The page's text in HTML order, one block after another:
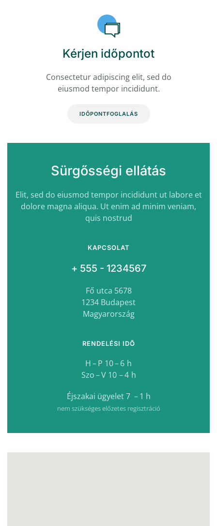
Kérjen időpontot
Consectetur adipiscing elit, sed do
eiusmod tempor incididunt.
IDŐPONTFOGLALÁS
Sürgősségi ellátás
Elit, sed do eiusmod tempor incididunt ut labore et
dolore magna aliqua. Ut enim ad minim veniam,
quis nostrud
KAPCSOLAT
+ 555 - 1234567
Fő utca 5678
1234 Budapest
Magyarország
RENDELÉSI IDŐ
H – P 10 – 6 h
Szo – V 10 – 4 h
Éjszakai ügyelet 7 – 1 h
nem szükséges előzetes regisztráció